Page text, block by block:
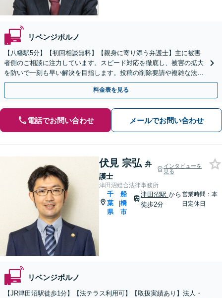
リベンジポルノ
【八幡駅5分】【初回相談無料】【親身に寄り添う弁護士】主に被害
者側のご相談に注力しています。スピード対応を徹底し、被害の拡大
を防いで一刻も早い解決を目指します。投稿の削除要請や複雑な法的
手続きも、弁護士にすべてお任せください。
料金表を見る
電話でお問い合わせ メールでお問い合わせ
伏見 宗弘 弁
護士
インタビューを
見る
津田沼総合法律事務所
千
葉
県
|
船
橋
市
津田沼駅 から
徒歩2分
営業時間：本
日定休日
リベンジポルノ
【JR津田沼駅徒歩1分】【法テラス利用可】【取扱実績あり】法人・